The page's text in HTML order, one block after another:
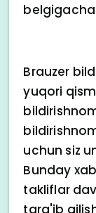
Brauzer
yuqori
uchun siz
Bunday
takliflar
targ'ib